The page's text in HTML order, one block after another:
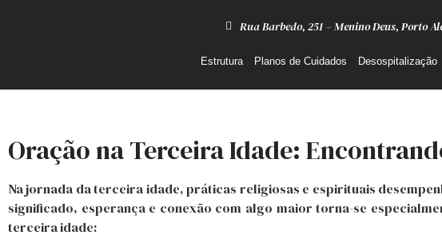
Rua Barbedo, 251 – Menino Deus, Porto
Estrutura Planos de Cuidados Desospitalização
Oração na Terceira Idade:
Na jornada da terceira idade, práticas religiosas e espirituais
significado, esperança e conexão com algo maior torna-se
terceira idade: